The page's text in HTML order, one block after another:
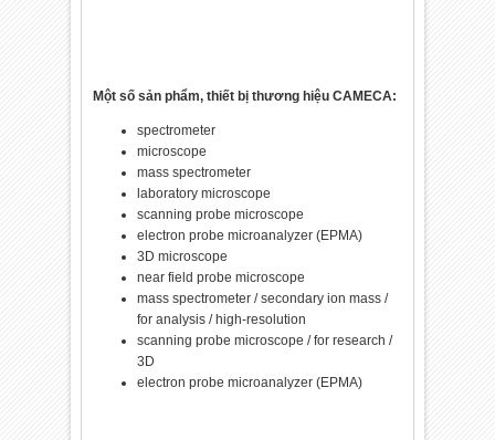
Một số sản phẩm, thiết bị thương hiệu CAMECA:
spectrometer
microscope
mass spectrometer
laboratory microscope
scanning probe microscope
electron probe microanalyzer (EPMA)
3D microscope
near field probe microscope
mass spectrometer / secondary ion mass /
for analysis / high-resolution
scanning probe microscope / for research /
3D
electron probe microanalyzer (EPMA)